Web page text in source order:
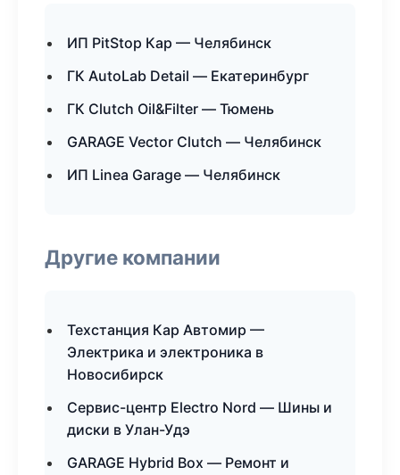
ИП PitStop Кар — Челябинск
ГК AutoLab Detail — Екатеринбург
ГК Clutch Oil&Filter — Тюмень
GARAGE Vector Clutch — Челябинск
ИП Linea Garage — Челябинск
Другие компании
Техстанция Кар Автомир —
Электрика и электроника в
Новосибирск
Сервис-центр Electro Nord — Шины и
диски в Улан-Удэ
GARAGE Hybrid Box — Ремонт и